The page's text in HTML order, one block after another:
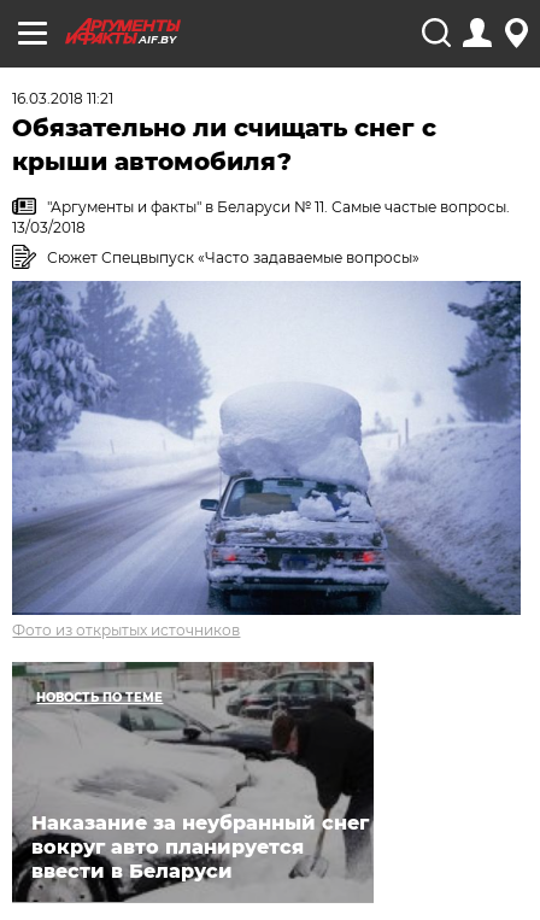
AIF.BY
16.03.2018 11:21
Обязательно ли счищать снег с
крыши автомобиля?
"Аргументы и факты" в Беларуси № 11. Самые частые вопросы.
13/03/2018
Сюжет Спецвыпуск «Часто задаваемые вопросы»
Фото из открытых источников
НОВОСТЬ ПО ТЕМЕ
Наказание за неубранный снег
вокруг авто планируется
ввести в Беларуси